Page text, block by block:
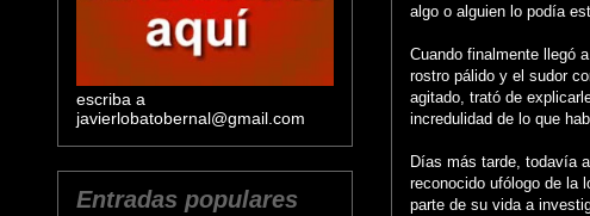
algo o alguien lo podía
Cuando finalmente llegó
rostro pálido y el sudor
agitado, trató de
incredulidad de lo que
Días más tarde, todavía
reconocido ufólogo de la
parte de su vida a
escriba a
javierlobatobernal@gmail.com
Entradas populares